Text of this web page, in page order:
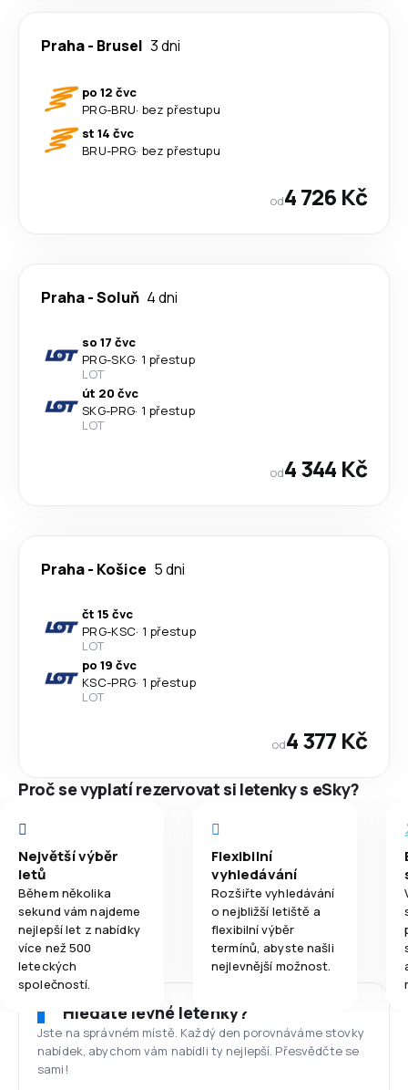
Praha- Brusel 3 dni
po 12 čvc
PRG-BRU· bez přestupu
st 14 čvc
BRU-PRG· bez přestupu
od4 726 Kč
Praha-Soluň 4 dni
so 17 čvc
PRG-SKG· 1 přestup
LOT
út 20 čvc
SKG-PRG· 1 přestup
LOT
od4 344 Kč
Praha- Košice 5 dni
čt 15 čvc
PRG-KSC· 1 přestup
LOT
po 19 čvc
KSC-PRG· 1 přestup
LOT
od4 377 Kč
Proč se vyplatí rezervovat si letenky s eSky?
Největší výběr
letů
Během několika
sekund vám najdeme
nejlepší let z nabídky
více než 500
leteckých
společností.
Flexibilní
vyhledávání
Rozšiřte vyhledávání
o nejbližší letiště a
flexibilní výběr
termínů, abyste našli
nejlevnější možnost.
Hledáte levné letenky?
Jste na správném místě. Každý den porovnáváme stovky
nabídek, abychom vám nabídli ty nejlepší. Přesvědčte se
sami!